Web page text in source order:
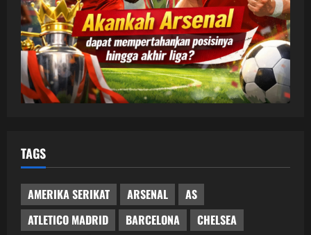
TAGS
AMERIKA SERIKAT ARSENAL
AS
ATLETICO MADRID
BARCELONA
CHELSEA